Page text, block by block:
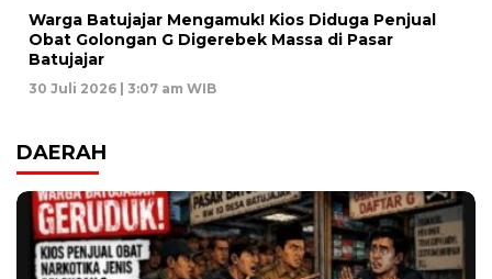
Warga Batujajar Mengamuk! Kios Diduga Penjual
Obat Golongan G Digerebek Massa di Pasar
Batujajar
30 Juli 2026 | 3:07 am WIB
DAERAH